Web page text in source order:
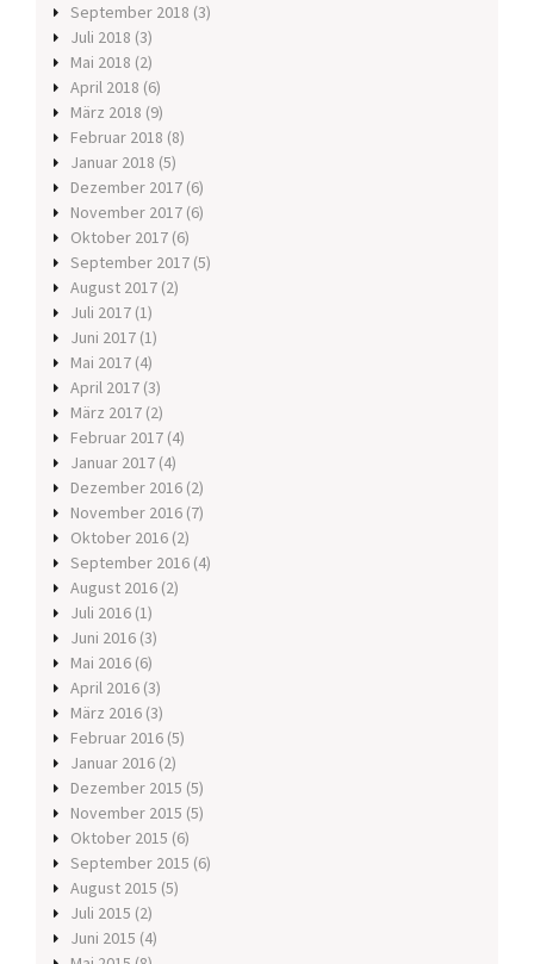
September 2018 (3)
Juli 2018 (3)
Mai 2018 (2)
April 2018 (6)
März 2018 (9)
Februar 2018 (8)
Januar 2018 (5)
Dezember 2017 (6)
November 2017 (6)
Oktober 2017 (6)
September 2017 (5)
August 2017 (2)
Juli 2017 (1)
Juni 2017 (1)
Mai 2017 (4)
April 2017 (3)
März 2017 (2)
Februar 2017 (4)
Januar 2017 (4)
Dezember 2016 (2)
November 2016 (7)
Oktober 2016 (2)
September 2016 (4)
August 2016 (2)
Juli 2016 (1)
Juni 2016 (3)
Mai 2016 (6)
April 2016 (3)
März 2016 (3)
Februar 2016 (5)
Januar 2016 (2)
Dezember 2015 (5)
November 2015 (5)
Oktober 2015 (6)
September 2015 (6)
August 2015 (5)
Juli 2015 (2)
Juni 2015 (4)